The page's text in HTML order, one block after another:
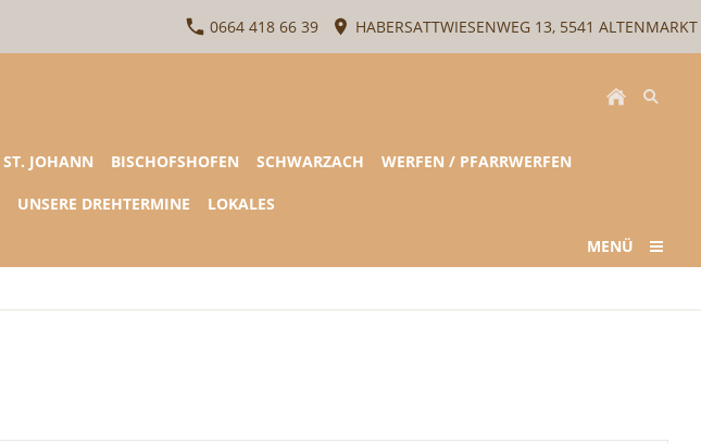
0664 418 66 39 HABERSATTWIESENWEG 13, 5541 ALTENMARKT
ST. JOHANN BISCHOFSHOFEN SCHWARZACH WERFEN / PFARRWERFEN
UNSERE DREHTERMINE LOKALES
MENÜ